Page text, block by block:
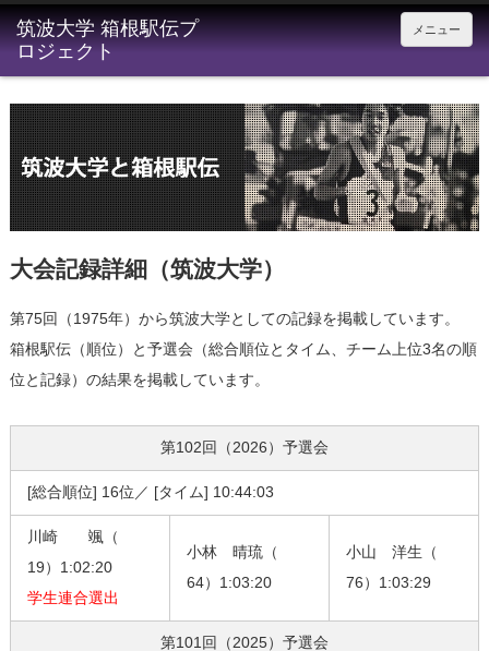
メニュー
大会記録詳細（筑波大学）
第75回（1975年）から筑波大学としての記録を掲載しています。
箱根駅伝（順位）と予選会（総合順位とタイム、チーム上位3名の順
位と記録）の結果を掲載しています。
第102回（2026） 予選会
[総合順位] 16位／ [タイム] 10:44:03
川崎 颯（
19）1:02:20
学生連合選出
小林 晴琉（
64）1:03:20
小山 洋生（
76）1:03:29
第101回（2025） 予選会